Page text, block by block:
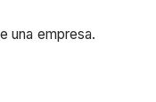
una empresa.